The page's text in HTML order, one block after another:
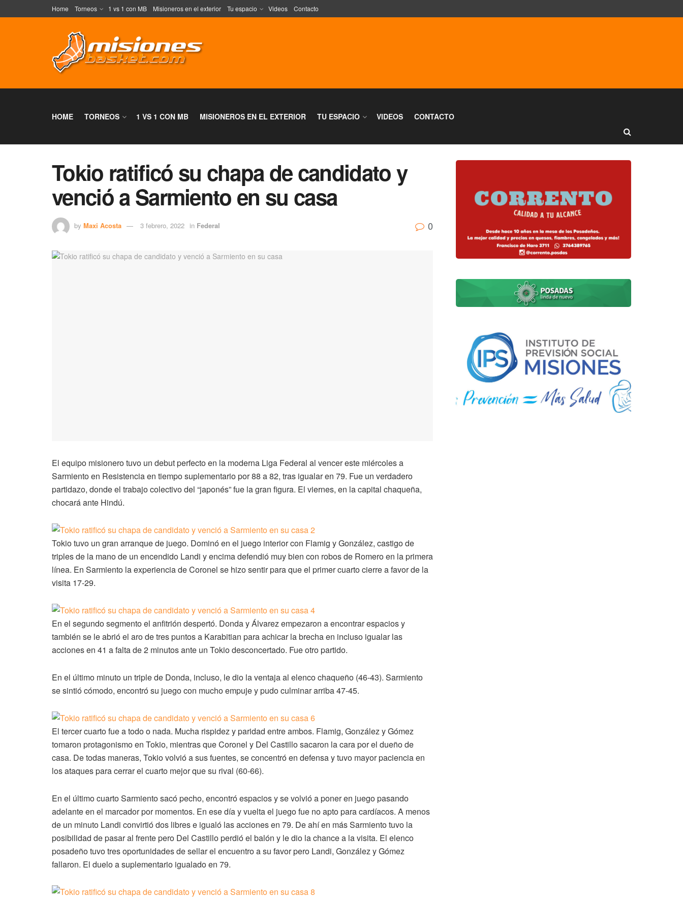
Home Torneos 1 vs 1 con MB Misioneros en el exterior Tu espacio Videos Contacto
HOME TORNEOS 1 VS 1 CON MB MISIONEROS EN EL EXTERIOR TU ESPACIO VIDEOS CONTACTO
Tokio ratificó su chapa de candidato y
venció a Sarmiento en su casa
by Maxi Acosta 3 febrero, 2022 in Federal 0
El equipo misionero tuvo un debut perfecto en la moderna Liga Federal al vencer este miércoles a
Sarmiento en Resistencia en tiempo suplementario por 88 a 82, tras igualar en 79. Fue un verdadero
partidazo, donde el trabajo colectivo del “japonés” fue la gran figura. El viernes, en la capital chaqueña,
chocará ante Hindú.
Tokio tuvo un gran arranque de juego. Dominó en el juego interior con Flamig y González, castigo de
triples de la mano de un encendido Landi y encima defendió muy bien con robos de Romero en la primera
línea. En Sarmiento la experiencia de Coronel se hizo sentir para que el primer cuarto cierre a favor de la
visita 17-29.
En el segundo segmento el anfitrión despertó. Donda y Álvarez empezaron a encontrar espacios y
también se le abrió el aro de tres puntos a Karabitian para achicar la brecha en incluso igualar las
acciones en 41 a falta de 2 minutos ante un Tokio desconcertado. Fue otro partido.
En el último minuto un triple de Donda, incluso, le dio la ventaja al elenco chaqueño (46-43). Sarmiento
se sintió cómodo, encontró su juego con mucho empuje y pudo culminar arriba 47-45.
El tercer cuarto fue a todo o nada. Mucha rispidez y paridad entre ambos. Flamig, González y Gómez
tomaron protagonismo en Tokio, mientras que Coronel y Del Castillo sacaron la cara por el dueño de
casa. De todas maneras, Tokio volvió a sus fuentes, se concentró en defensa y tuvo mayor paciencia en
los ataques para cerrar el cuarto mejor que su rival (60-66).
En el último cuarto Sarmiento sacó pecho, encontró espacios y se volvió a poner en juego pasando
adelante en el marcador por momentos. En ese día y vuelta el juego fue no apto para cardíacos. A menos
de un minuto Landi convirtió dos libres e igualó las acciones en 79. De ahí en más Sarmiento tuvo la
posibilidad de pasar al frente pero Del Castillo perdió el balón y le dio la chance a la visita. El elenco
posadeño tuvo tres oportunidades de sellar el encuentro a su favor pero Landi, González y Gómez
fallaron. El duelo a suplementario igualado en 79.